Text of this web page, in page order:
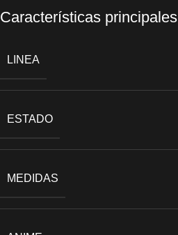
Características principales
LINEA
ESTADO
MEDIDAS